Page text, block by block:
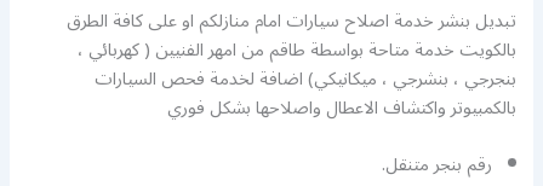
تبديل بنشر خدمة اصلاح سيارات امام منازلكم او على كافة الطرق
بالكويت خدمة متاحة بواسطة طاقم من امهر الفنيين ( كهربائي ،
بنجرجي ، بنشرجي ، ميكانيكي) اضافة لخدمة فحص السيارات
بالكمبيوتر واكتشاف الاعطال واصلاحها بشكل فوري
رقم بنجر متنقل.